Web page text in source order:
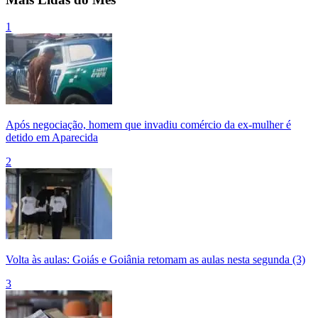
1
Após negociação, homem que invadiu comércio da ex-mulher é
detido em Aparecida
2
Volta às aulas: Goiás e Goiânia retomam as aulas nesta segunda (3)
3